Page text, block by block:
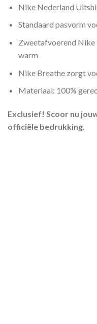
Nike Nederland
Standaard pasvorm
Zweetafvoerend
warm
Nike Breathe zorgt
Materiaal: 100%
Exclusief! Scoor nu
officiële bedrukking.